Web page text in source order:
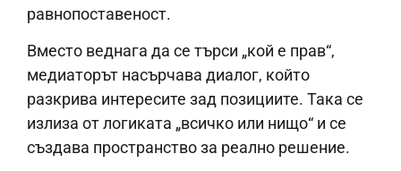
равнопоставеност.
Вместо веднага да се търси „кой е прав“,
медиаторът насърчава диалог, който
разкрива интересите зад позициите. Така се
излиза от логиката „всичко или нищо“ и се
създава пространство за реално решение.